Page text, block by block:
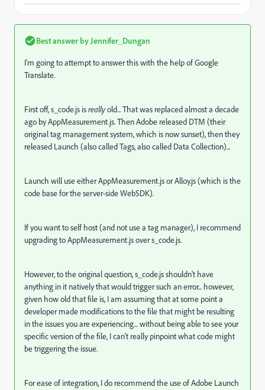
Best answer by Jennifer_Dungan
I'm going to attempt to answer this with the help of Google
Translate.
First off, s_code.js isreallyold... That was replaced almost a decade
ago by AppMeasurement.js. Then Adobe released DTM (their
original tag management system, which is now sunset), then they
released Launch (also called Tags, also called Data Collection)...
Launch will use either AppMeasurement.js or Alloy.js (which is the
code base for the server-side WebSDK).
If you want to self host (and not use a tag manager), I recommend
upgrading to AppMeasurement.js over s_code.js.
However, to the original question, s_code.js shouldn't have
anything in it natively that would trigger such an error... however,
given how old that file is, I am assuming that at some point a
developer made modifications to the file that might be resulting
in the issues you are experiencing... without being able to see your
specific version of the file, I can't really pinpoint what code might
be triggering the issue.
For ease of integration, I do recommend the use of Adobe Launch